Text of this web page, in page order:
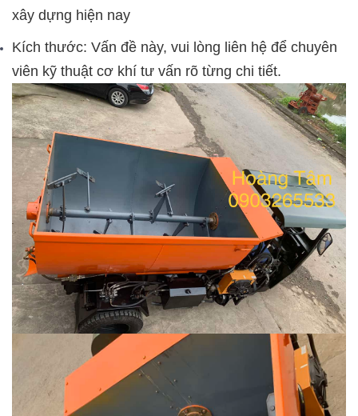
xây dựng hiện nay
Kích thước: Vấn đề này, vui lòng liên hệ để chuyên
viên kỹ thuật cơ khí tư vấn rõ từng chi tiết.